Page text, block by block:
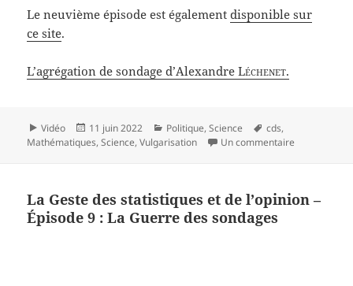
Le neuvième épisode est égalementdisponible sur
ce site.
L’agrégation de sondage d’AlexandreLéchenet.
Format
Vidéo
Publié
le
11 juin 2022 Catégories
Politique,Science
Mots-
clés
cds,
Mathématiques,Science,Vulgarisation Un commentaire
La Geste des statistiques et de l’opinion –
Épisode 9 : La Guerre des sondages